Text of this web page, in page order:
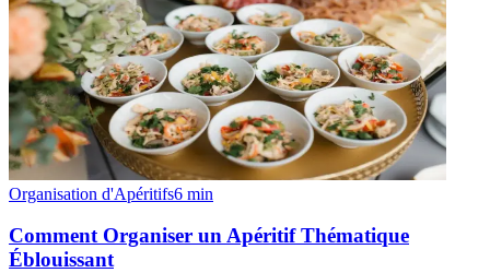
Organisation d'Apéritifs6 min
Comment Organiser un Apéritif Thématique
Éblouissant